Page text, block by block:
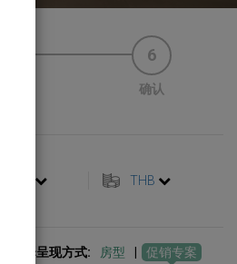
6
确认
THB
选择呈现方式: 房型 促销专案